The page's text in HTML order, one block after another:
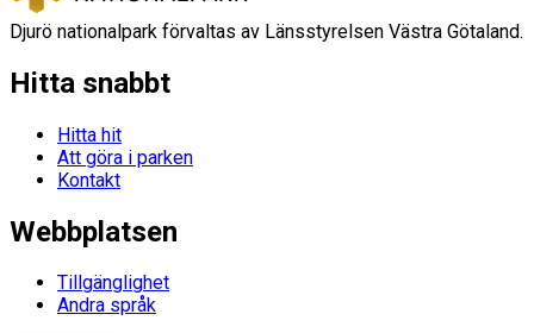
Djurö nationalpark förvaltas av Länsstyrelsen Västra Götaland.
Hitta snabbt
Hitta hit
Att göra i parken
Kontakt
Webbplatsen
Tillgänglighet
Andra språk